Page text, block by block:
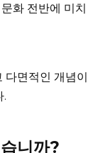
화 전반에 미치
다면적인 개념이
.
니까?